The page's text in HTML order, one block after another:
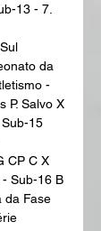
13 - 7.
da
-
P. Salvo X
15
CP C X
Sub-16 B
da Fase